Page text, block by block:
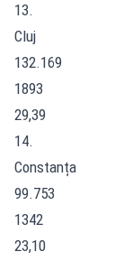
13.
Cluj
132.169
1893
29,39
14.
Constanța
99.753
1342
23,10